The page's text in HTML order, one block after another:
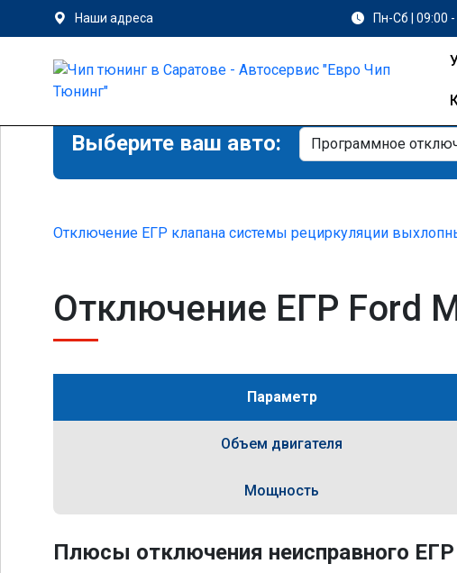
Наши адреса Пн-Сб | 09:00
Выберите ваш авто:
Отключение ЕГР клапана системы рециркуляции
Отключение ЕГР Ford
Параметр
Объем двигателя
Мощность
Плюсы отключения неисправного ЕГР